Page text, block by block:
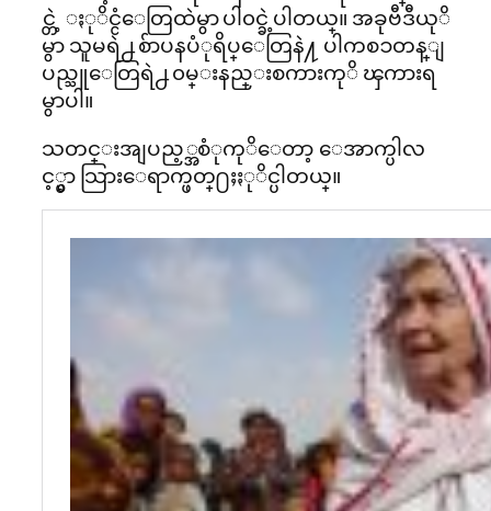
င္တဲ့ ႏုိင္ငံေတြထဲမွာ ပါ၀င္ခဲ့ပါတယ္။ အခုဗီဒီယုိ
မွာ သူမရဲ႕ စ်ာပနပံုရိပ္ေတြနဲ႔ ပါကစၥတန္ျ
ပည္သူေတြရဲ႕ ၀မ္းနည္းစကားကုိ ၾကားရ
မွာပါ။
သတင္းအျပည့္အစံုကုိေတာ့ ေအာက္ပါလ
င့္မွာ သြားေရာက္ဖတ္႐ႈႏုိင္ပါတယ္။